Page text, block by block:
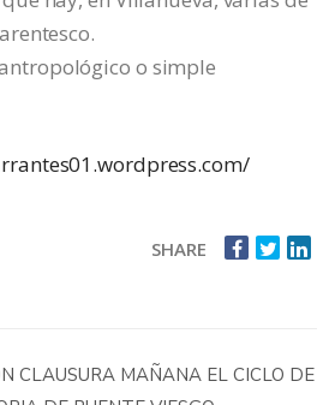
o simple
SHARE
CLAUSURA MAÑANA EL CICLO DE